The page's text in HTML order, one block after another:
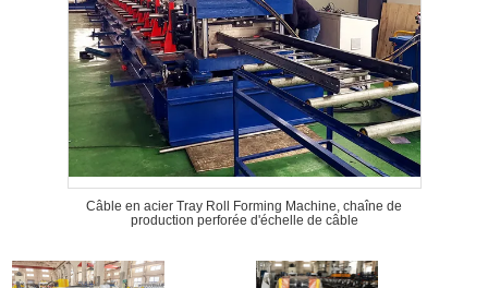
Câble en acier Tray Roll Forming Machine, chaîne de
production perforée d'échelle de câble